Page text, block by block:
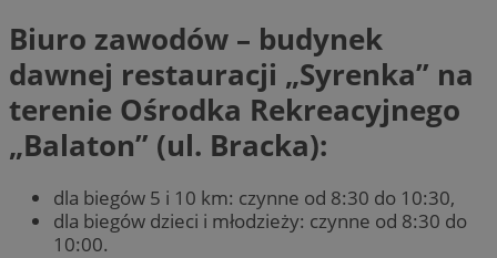
Biuro zawodów – budynek
dawnej restauracji „Syrenka” na
terenie Ośrodka Rekreacyjnego
„Balaton” (ul. Bracka):
dla biegów 5 i 10 km: czynne od 8:30 do 10:30,
dla biegów dzieci i młodzieży: czynne od 8:30 do
10:00.